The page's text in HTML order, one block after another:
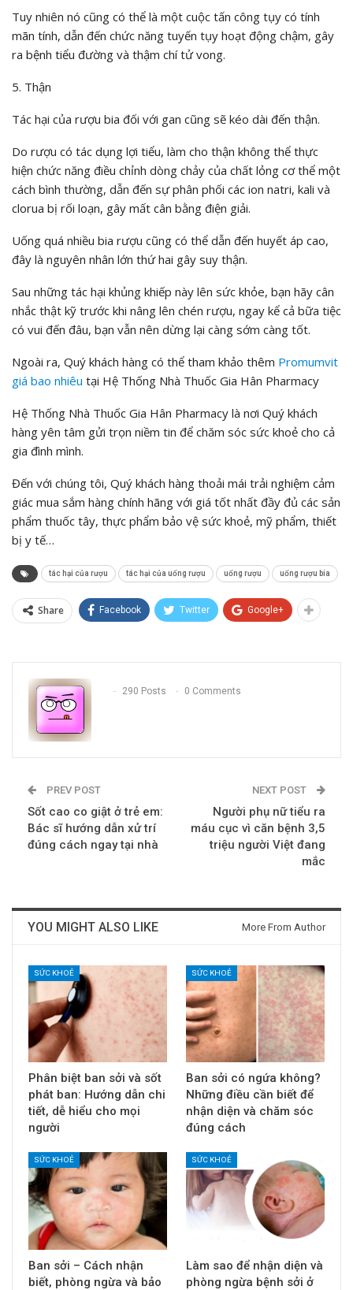
Tuy nhiên nó cũng có thể là một cuộc tấn công tụy có tính
mãn tính, dẫn đến chức năng tuyến tụy hoạt động chậm, gây
ra bệnh tiểu đường và thậm chí tử vong.
5. Thận
Tác hại của rượu bia đối với gan cũng sẽ kéo dài đến thận.
Do rượu có tác dụng lợi tiểu, làm cho thận không thể thực
hiện chức năng điều chỉnh dòng chảy của chất lỏng cơ thể một
cách bình thường, dẫn đến sự phân phối các ion natri, kali và
clorua bị rối loạn, gây mất cân bằng điện giải.
Uống quá nhiều bia rượu cũng có thể dẫn đến huyết áp cao,
đây là nguyên nhân lớn thứ hai gây suy thận.
Sau những tác hại khủng khiếp này lên sức khỏe, bạn hãy cân
nhắc thật kỹ trước khi nâng lên chén rượu, ngay kể cả bữa tiệc
có vui đến đâu, bạn vẫn nên dừng lại càng sớm càng tốt.
Ngoài ra, Quý khách hàng có thể tham khảo thêm Promumvit
giá bao nhiêu tại Hệ Thống Nhà Thuốc Gia Hân Pharmacy
Hệ Thống Nhà Thuốc Gia Hân Pharmacy là nơi Quý khách
hàng yên tâm gửi trọn niềm tin để chăm sóc sức khoẻ cho cả
gia đình mình.
Đến với chúng tôi, Quý khách hàng thoải mái trải nghiệm cảm
giác mua sắm hàng chính hãng với giá tốt nhất đầy đủ các sản
phẩm thuốc tây, thực phẩm bảo vệ sức khoẻ, mỹ phẩm, thiết
bị y tế…
tác hại của rượu tác hại của uống rượu uống rượu uống rượu bia
Share Facebook Twitter Google+
290 Posts 0 Comments
PREV POST
Sốt cao co giật ở trẻ em:
Bác sĩ hướng dẫn xử trí
đúng cách ngay tại nhà
NEXT POST
Người phụ nữ tiểu ra
máu cục vì căn bệnh 3,5
triệu người Việt đang
mắc
YOU MIGHT ALSO LIKE More From Author
SỨC KHOẺ
Phân biệt ban sởi và sốt
phát ban: Hướng dẫn chi
tiết, dễ hiểu cho mọi
người
SỨC KHOẺ
Ban sởi có ngứa không?
Những điều cần biết để
nhận diện và chăm sóc
đúng cách
SỨC KHOẺ
Ban sởi – Cách nhận
biết, phòng ngừa và bảo
SỨC KHOẺ
Làm sao để nhận diện và
phòng ngừa bệnh sởi ở